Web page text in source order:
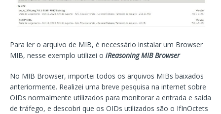
Para ler o arquivo de MIB, é necessário instalar um Browser
MIB, nesse exemplo utilizei o iReasoning MIB Browser
No MIB Browser, importei todos os arquivos MIBs baixados
anteriormente. Realizei uma breve pesquisa na internet sobre
OIDs normalmente utilizados para monitorar a entrada e saída
de tráfego, e descobri que os OIDs utilizados são o IfInOctets